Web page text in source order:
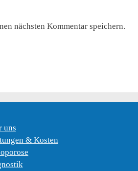
nächsten Kommentar speichern.
uns
& Kosten